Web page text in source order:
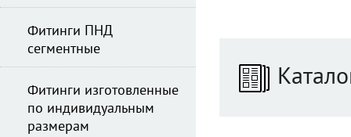
Фитинги ПНД
сегментные
Фитинги изготовленные
по индивидуальным
размерам